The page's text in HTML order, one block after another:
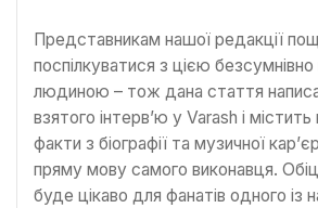
Представникам нашої редакції
поспілкуватися з цією
людиною – тож дана стаття
взятого інтерв’ю у Varash і містить
факти з біографії та музичної
пряму мову самого виконавця.
буде цікаво для фанатів одного із